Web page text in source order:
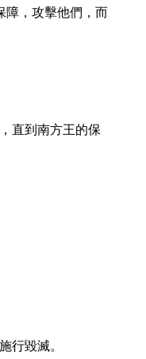
障，攻擊他們，而
直到南方王的保
毀滅。